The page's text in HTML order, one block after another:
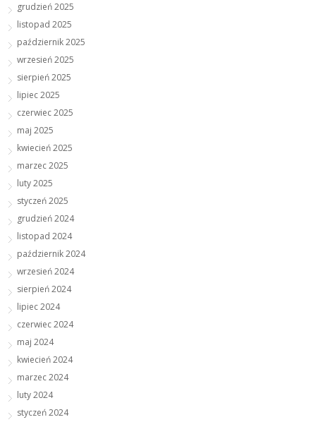
grudzień 2025
listopad 2025
październik 2025
wrzesień 2025
sierpień 2025
lipiec 2025
czerwiec 2025
maj 2025
kwiecień 2025
marzec 2025
luty 2025
styczeń 2025
grudzień 2024
listopad 2024
październik 2024
wrzesień 2024
sierpień 2024
lipiec 2024
czerwiec 2024
maj 2024
kwiecień 2024
marzec 2024
luty 2024
styczeń 2024